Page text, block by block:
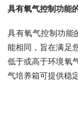
具有氧气控制功能
具有氧气控制功能
能相同，旨在满足
低于或高于环境氧
气培养箱可提供稳